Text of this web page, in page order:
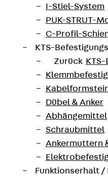
I-Stiel-System
PUK-STRUT-
C-Profil-
KTS-
Zurück
Dübel & Anker
Abhängemittel
Schraubmittel
Ankermuttern
Funktionserhalt